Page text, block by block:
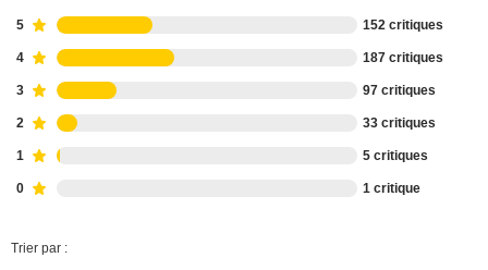
5 152 critiques
4 187 critiques
3 97 critiques
2 33 critiques
1 5 critiques
0 1 critique
Trier par :